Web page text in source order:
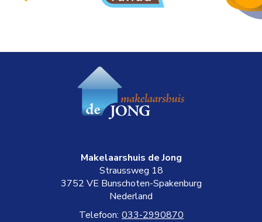
Makelaarshuis de Jong
Straussweg 18
3752 VE Bunschoten-Spakenburg
Nederland
Telefoon: 033-2990870